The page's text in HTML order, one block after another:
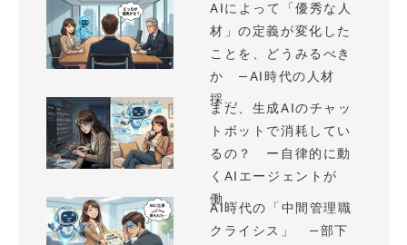
AIによって「優秀な人
材」の定義が変化した
ことを、どうみるべき
か —AI時代の人材
採...
まだ、生成AIのチャッ
トボットで消耗してい
るの？ ー自律的に動
くAIエージェントが
働...
AI時代の「中間管理職
クライシス」 —部下